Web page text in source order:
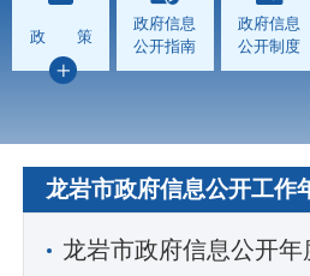
政 策
政府信息
公开指南
政府信息
公开制度
龙岩市政府信息公开工作
龙岩市政府信息公开年